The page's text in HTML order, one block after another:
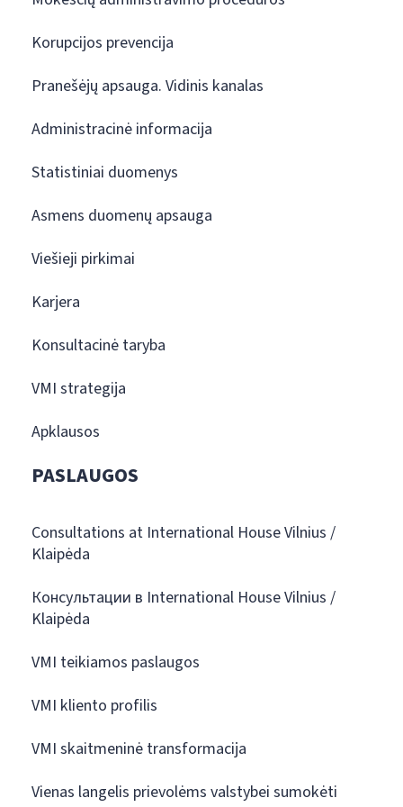
Korupcijos prevencija
Pranešėjų apsauga. Vidinis kanalas
Administracinė informacija
Statistiniai duomenys
Asmens duomenų apsauga
Viešieji pirkimai
Karjera
Konsultacinė taryba
VMI strategija
Apklausos
PASLAUGOS
Consultations at International House Vilnius /
Klaipėda
Консультации в International House Vilnius /
Klaipėda
VMI teikiamos paslaugos
VMI kliento profilis
VMI skaitmeninė transformacija
Vienas langelis prievolėms valstybei sumokėti